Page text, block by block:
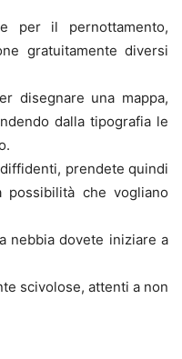
per il pernottamento,
gratuitamente diversi
disegnare una mappa,
dalla tipografia le
prendete quindi
possibilità che vogliano
nebbia dovete iniziare a
scivolose, attenti a non